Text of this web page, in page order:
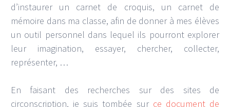
d’instaurer un carnet de croquis, un carnet de
mémoire dans ma classe, afin de donner à mes élèves
un outil personnel dans lequel ils pourront explorer
leur imagination, essayer, chercher, collecter,
représenter, …
En faisant des recherches sur des sites de
circonscription, je suis tombée sur ce document de